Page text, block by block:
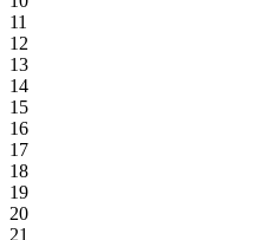
11
12
13
14
15
16
17
18
19
20
21